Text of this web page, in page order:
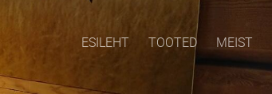
ESILEHT TOOTED MEIST